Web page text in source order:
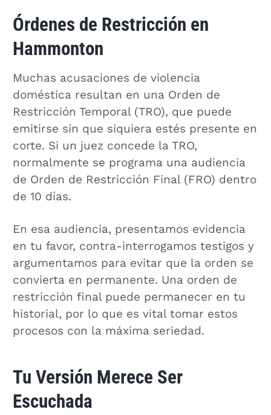
Órdenes de Restricción en
Hammonton
Muchas acusaciones de violencia
doméstica resultan en una Orden de
Restricción Temporal (TRO), que puede
emitirse sin que siquiera estés presente en
corte. Si un juez concede la TRO,
normalmente se programa una audiencia
de Orden de Restricción Final (FRO) dentro
de 10 días.
En esa audiencia, presentamos evidencia
en tu favor, contra-interrogamos testigos y
argumentamos para evitar que la orden se
convierta en permanente. Una orden de
restricción final puede permanecer en tu
historial, por lo que es vital tomar estos
procesos con la máxima seriedad.
Tu Versión Merece Ser
Escuchada